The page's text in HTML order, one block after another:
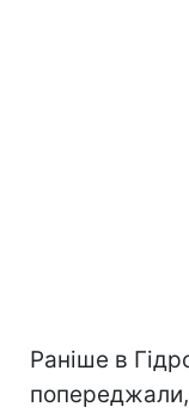
Раніше в